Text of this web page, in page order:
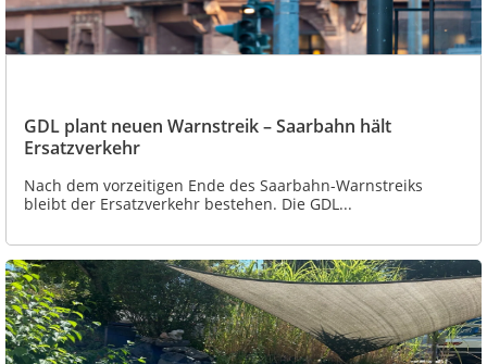
GDL plant neuen Warnstreik – Saarbahn hält
Ersatzverkehr
Nach dem vorzeitigen Ende des Saarbahn-Warnstreiks
bleibt der Ersatzverkehr bestehen. Die GDL...